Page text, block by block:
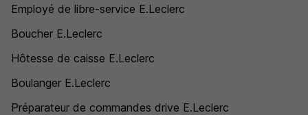
Employé de libre-service E.Leclerc
Boucher E.Leclerc
Hôtesse de caisse E.Leclerc
Boulanger E.Leclerc
Préparateur de commandes drive E.Leclerc